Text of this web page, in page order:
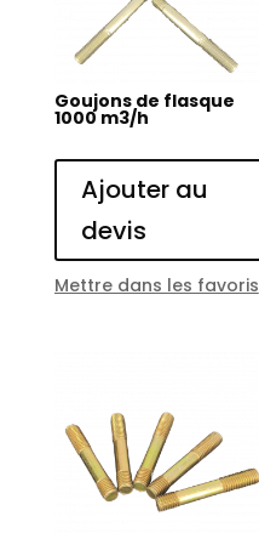
Goujons de flasque
1000 m3/h
Ajouter au
devis
Mettre dans les favoris